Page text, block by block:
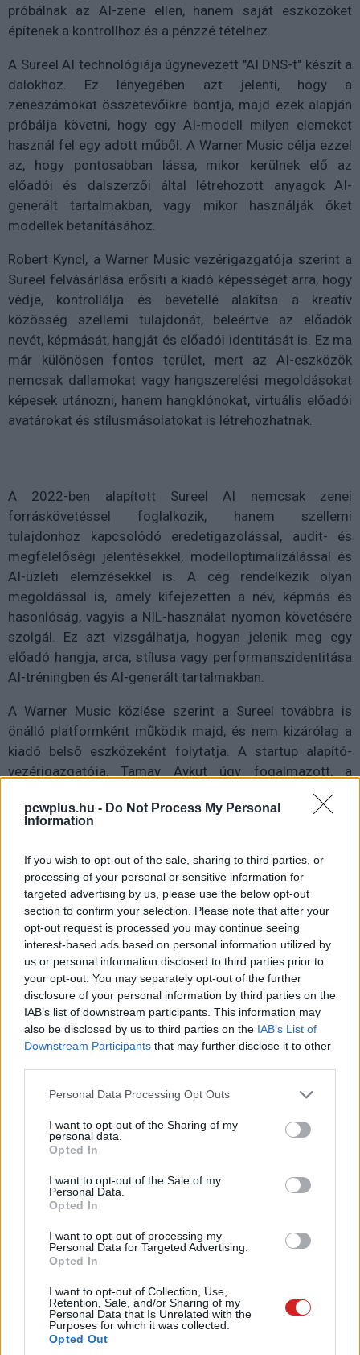
pcwplus.hu - Do Not Process My Personal
Information
If you wish to opt-out of the sale, sharing to third parties, or
processing of your personal or sensitive information for
targeted advertising by us, please use the below opt-out
section to confirm your selection. Please note that after your
opt-out request is processed you may continue seeing
interest-based ads based on personal information utilized by
us or personal information disclosed to third parties prior to
your opt-out. You may separately opt-out of the further
disclosure of your personal information by third parties on the
IAB’s list of downstream participants. This information may
also be disclosed by us to third parties on the IAB’s List of
Downstream Participants that may further disclose it to other
Please note that this website/app uses one or more Google
not limited to your visit or usage behaviour. You may click to
grant or deny consent to Google and its third-party tags to
use your data for below specified purposes in below Google
consent section.
Personal Data Processing Opt Outs
I want to opt-out of the Sharing of my
personal data.
Opted In
I want to opt-out of the Sale of my
Personal Data.
Opted In
I want to opt-out of processing my
Personal Data for Targeted Advertising.
Opted In
I want to opt-out of Collection, Use,
Retention, Sale, and/or Sharing of my
Personal Data that Is Unrelated with the
Purposes for which it was collected.
Opted Out
próbálnak az AI-zene ellen, hanem saját eszközöket
építenek a kontrollhoz és a pénzzé tételhez.
A Sureel AI technológiája úgynevezett "AI DNS-t" készít a
dalokhoz. Ez lényegében azt jelenti, hogy a
zeneszámokat összetevőikre bontja, majd ezek alapján
próbálja követni, hogy egy AI-modell milyen elemeket
használ fel egy adott műből. A Warner Music célja ezzel
az, hogy pontosabban lássa, mikor kerülnek elő az
előadói és dalszerzői által létrehozott anyagok AI-
generált tartalmakban, vagy mikor használják őket
modellek betanításához.
Robert Kyncl, a Warner Music vezérigazgatója szerint a
Sureel felvásárlása erősíti a kiadó képességét arra, hogy
védje, kontrollálja és bevétellé alakítsa a kreatív
közösség szellemi tulajdonát, beleértve az előadók
nevét, képmását, hangját és előadói identitását is. Ez ma
már különösen fontos terület, mert az AI-eszközök
nemcsak dallamokat vagy hangszerelési megoldásokat
képesek utánozni, hanem hangklónokat, virtuális előadói
avatárokat és stílusmásolatokat is létrehozhatnak.
A 2022-ben alapított Sureel AI nemcsak zenei
forráskövetéssel foglalkozik, hanem szellemi
tulajdonhoz kapcsolódó eredetigazolással, audit- és
megfelelőségi jelentésekkel, modelloptimalizálással és
AI-üzleti elemzésekkel is. A cég rendelkezik olyan
megoldással is, amely kifejezetten a név, képmás és
hasonlóság, vagyis a NIL-használat nyomon követésére
szolgál. Ez azt vizsgálhatja, hogyan jelenik meg egy
előadó hangja, arca, stílusa vagy performanszidentitása
AI-tréningben és AI-generált tartalmakban.
A Warner Music közlése szerint a Sureel továbbra is
önálló platformként működik majd, és nem kizárólag a
kiadó belső eszközeként folytatja. A startup alapító-
vezérigazgatója, Tamay Aykut úgy fogalmazott, a
jogtulajdonosoknak tudniuk kell, hogyan lép kapcsolatba
az AI a munkáikkal, és méltányosan részesedniük kell
létrehoznak.
A lépés azért is érdekes, mert a Warner Music az elmúlt
években látványosan elmozdult az AI teljes
elutasításától a szabályozott együttműködés felé. A
kiadó 2024-ben még beperelte a Suno nevű AI-zenei
startupot, később viszont licencmegállapodást kötött
vele. Hasonlóan alakult az Udio ügye is, amellyel a
Warner tavaly rendezte a jogvitáját, majd szintén
megállapodott. A cég akkor azt ígérte, hogy az előadók
és dalszerzők teljes kontrollt kapnak afelett,
felhasználható-e a nevük, képmásuk, hangjuk vagy
szerzeményük AI-generált zenékhez.
A zeneipar többi nagy szereplője közben továbbra sem
engedte el a keményebb jogi utat. A Sony Music
Entertainment és a Universal Music Group továbbra is
komoly szerzői jogi pereket visz az AI-zenei cégekkel
szemben. A Warner mostani felvásárlása arra utal, hogy
lehet-e AI-val zenét gyártani, hanem arról is, ki tudja
bizonyítani, miből tanult az adott rendszer, és ki kap
Pulzusméréssel segíti a biztonságos mozgást az új